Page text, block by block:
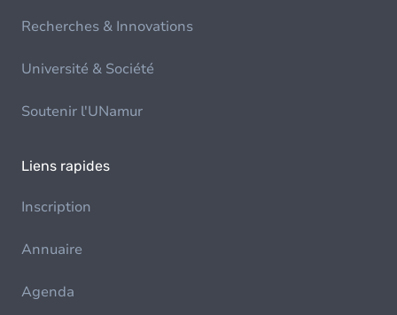
Recherches & Innovations
Université & Société
Soutenir l'UNamur
Liens rapides
Inscription
Annuaire
Agenda